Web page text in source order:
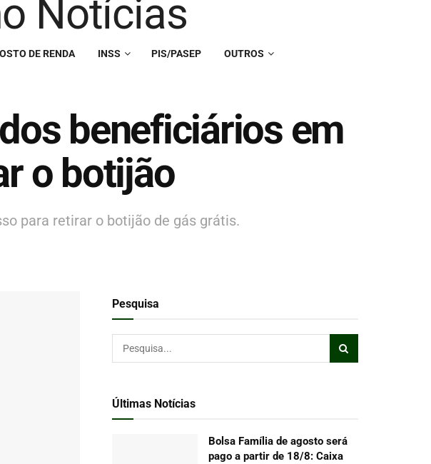
DE RENDA INSS PIS/PASEP OUTROS
beneficiários em
o botijão
para retirar o botijão de gás grátis.
Pesquisa
Últimas Notícias
Bolsa Família de agosto será
pago a partir de 18/8: Caixa